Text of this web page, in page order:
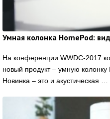
Умная колонка HomePod:
На конференции WWDC-2017
новый продукт – умную
Новинка – это и акустическая …